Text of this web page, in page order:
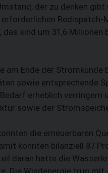
der zu denken
Redispatch-
sind um 31,6
am Ende der
sowie entsprechende
erheblich verringern
sowie der
die erneuerbaren
konnten bilanziell 87
daran hatte die